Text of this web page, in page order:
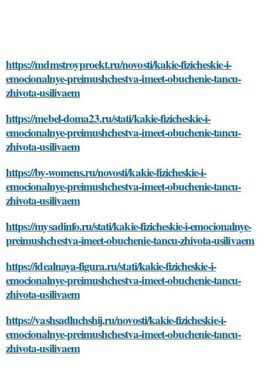
https://mdmstroyproekt.ru/novosti/kakie-fizicheskie-i-
emocionalnye-preimushchestva-imeet-obuchenie-tancu-
zhivota-usilivaem
https://mebel-doma23.ru/stati/kakie-fizicheskie-i-
emocionalnye-preimushchestva-imeet-obuchenie-tancu-
zhivota-usilivaem
https://by-womens.ru/novosti/kakie-fizicheskie-i-
emocionalnye-preimushchestva-imeet-obuchenie-tancu-
zhivota-usilivaem
https://mysadinfo.ru/stati/kakie-fizicheskie-i-emocionalnye-
preimushchestva-imeet-obuchenie-tancu-zhivota-usilivaem
https://idealnaya-figura.ru/stati/kakie-fizicheskie-i-
emocionalnye-preimushchestva-imeet-obuchenie-tancu-
zhivota-usilivaem
https://vashsadluchshij.ru/novosti/kakie-fizicheskie-i-
emocionalnye-preimushchestva-imeet-obuchenie-tancu-
zhivota-usilivaem